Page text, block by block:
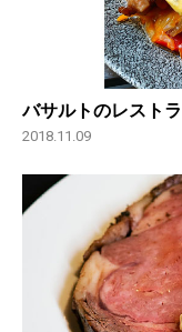
バサルトのレスト
2018.11.09